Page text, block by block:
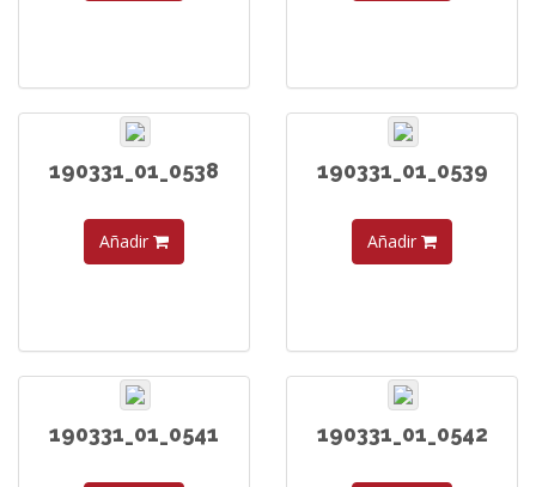
190331_01_0538
Añadir
190331_01_0539
Añadir
190331_01_0541 190331_01_0542